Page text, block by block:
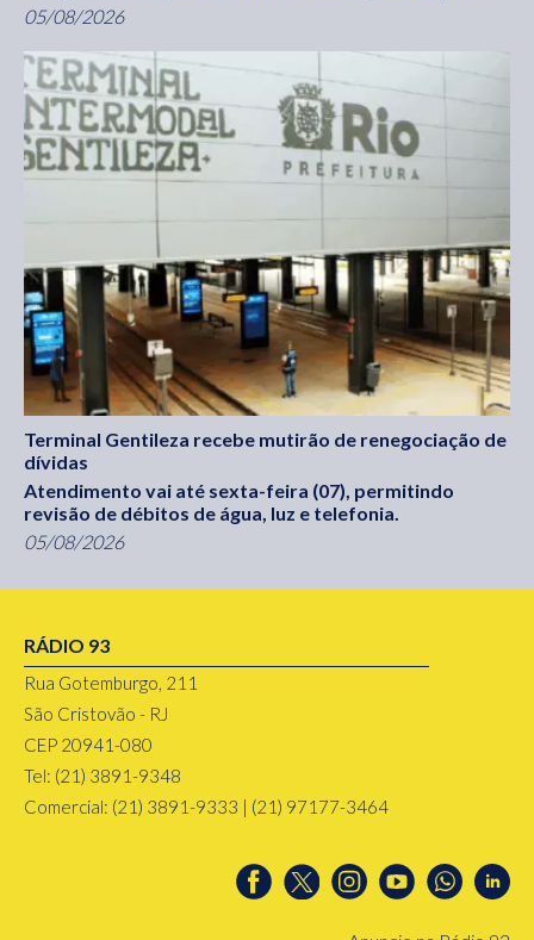
05/08/2026
Terminal Gentileza recebe mutirão de renegociação de
dívidas
Atendimento vai até sexta-feira (07), permitindo
revisão de débitos de água, luz e telefonia.
05/08/2026
RÁDIO 93
Rua Gotemburgo, 211
São Cristovão - RJ
CEP 20941-080
Tel: (21) 3891-9348
Comercial: (21) 3891-9333 | (21) 97177-3464